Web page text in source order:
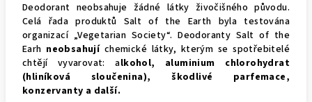
Deodorant neobsahuje žádné látky živočišného původu.
Celá řada produktů Salt of the Earth byla testována
organizací „Vegetarian Society“. Deodoranty Salt of the
Earh neobsahujíchemické látky, kterým se spotřebitelé
chtějí vyvarovat: alkohol, aluminium chlorohydrat
(hliníková sloučenina), škodlivé parfemace,
konzervanty a další.